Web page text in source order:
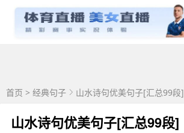
首页 > 经典句子 山水诗句优美句子[汇总99段]
山水诗句优美句子[汇总99段]